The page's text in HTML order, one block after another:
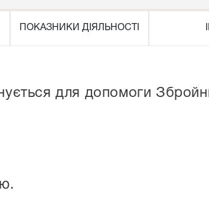
ПОКАЗНИКИ ДІЯЛЬНОСТІ
для допомоги